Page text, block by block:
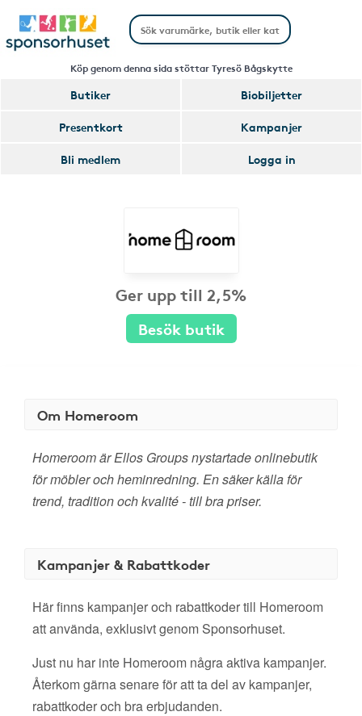
Köp genom denna sida stöttar Tyresö Bågskytte
Butiker
Biobiljetter
Presentkort
Kampanjer
Bli medlem
Logga in
Ger upp till 2,5%
Besök butik
Om Homeroom
Homeroom är Ellos Groups nystartade onlinebutik
för möbler och heminredning. En säker källa för
trend, tradition och kvalité - till bra priser.
Kampanjer & Rabattkoder
Här finns kampanjer och rabattkoder till Homeroom
att använda, exklusivt genom Sponsorhuset.
Just nu har inte Homeroom några aktiva kampanjer.
Återkom gärna senare för att ta del av kampanjer,
rabattkoder och bra erbjudanden.